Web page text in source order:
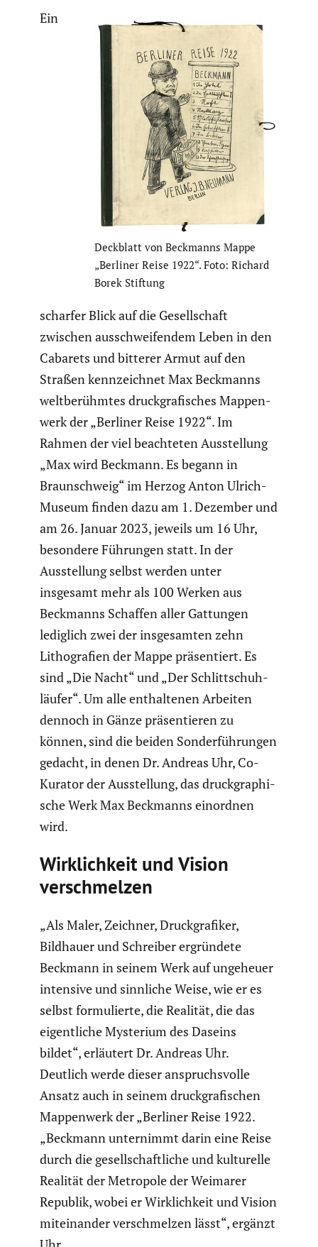
Deckblatt von Beckmanns Mappe
„Berliner Reise 1922“. Foto: Richard
Borek Stiftung
Ein
scharfer Blick auf die Gesell­schaft
zwischen ausschwei­fendem Leben in den
Cabarets und bitterer Armut auf den
Straßen kennzeichnet Max Beckmanns
weltbe­rühmtes druck­gra­fi­sches Mappen­
werk der „Berliner Reise 1922“. Im
Rahmen der viel beach­teten Ausstel­lung
„Max wird Beckmann. Es begann in
Braun­schweig“ im Herzog Anton Ulrich-
Museum finden dazu am 1. Dezember und
am 26. Januar 2023, jeweils um 16 Uhr,
besondere Führungen statt. In der
Ausstel­lung selbst werden unter
insgesamt mehr als 100 Werken aus
Beckmanns Schaffen aller Gattungen
lediglich zwei der insge­samten zehn
Litho­gra­fien der Mappe präsen­tiert. Es
sind „Die Nacht“ und „Der Schlitt­schuh­
läufer“. Um alle enthal­tenen Arbeiten
dennoch in Gänze präsen­tieren zu
können, sind die beiden Sonder­füh­rungen
gedacht, in denen Dr. Andreas Uhr, Co-
Kurator der Ausstel­lung, das druck­gra­phi­
sche Werk Max Beckmanns einordnen
wird.
Wirklich­keit und Vision
verschmelzen
„Als Maler, Zeichner, Druck­gra­fiker,
Bildhauer und Schreiber ergrün­dete
Beckmann in seinem Werk auf ungeheuer
intensive und sinnliche Weise, wie er es
selbst formu­lierte, die Realität, die das
eigent­liche Mysterium des Daseins
bildet“, erläutert Dr. Andreas Uhr.
Deutlich werde dieser anspruchs­volle
Ansatz auch in seinem druck­gra­fi­schen
Mappen­werk der „Berliner Reise 1922.
„Beckmann unter­nimmt darin eine Reise
durch die gesell­schaft­liche und kultu­relle
Realität der Metropole der Weimarer
Republik, wobei er Wirklich­keit und Vision
mitein­ander verschmelzen lässt“, ergänzt